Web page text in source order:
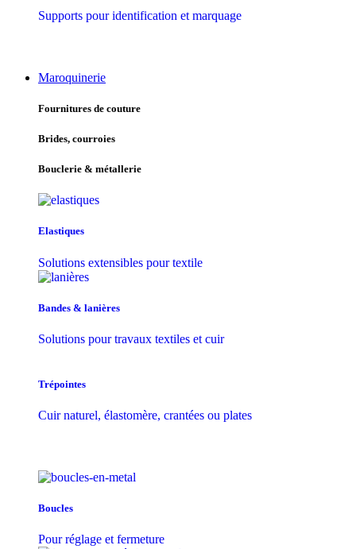
Supports pour identification et marquage
Maroquinerie
Fournitures de couture
Brides, courroies
Bouclerie & métallerie
Elastiques
Solutions extensibles pour textile
Bandes & lanières
Solutions pour travaux textiles et cuir
Trépointes
Cuir naturel, élastomère, crantées ou plates
Boucles
Pour réglage et fermeture